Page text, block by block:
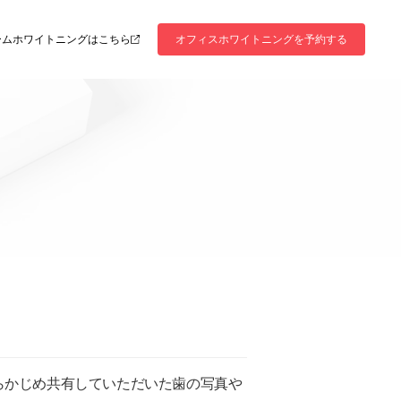
ホワイトニングはこちら オフィスホワイトニングを予約する
じめ共有していただいた歯の写真や